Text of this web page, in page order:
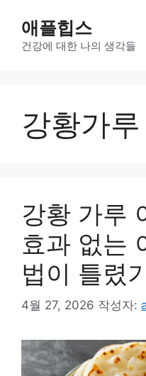
애플힙스
건강에 대한 나의 생각들
강황가루
강황 가루
효과 없는
법이 틀렸
4월 27, 2026 작성자: